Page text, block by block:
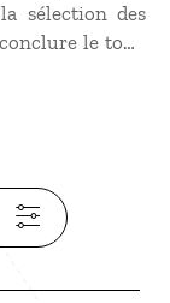
sélection des
le tour,
offerte aux